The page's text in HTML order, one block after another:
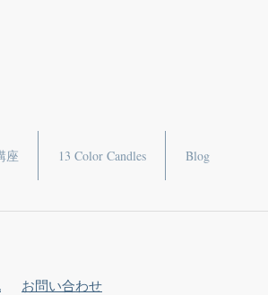
座 13 Color Candles Blog
お問い合わせ